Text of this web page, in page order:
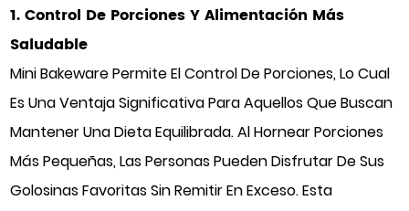
1. Control De Porciones Y Alimentación Más
Saludable
Mini Bakeware Permite El Control De Porciones, Lo Cual
Es Una Ventaja Significativa Para Aquellos Que Buscan
Mantener Una Dieta Equilibrada. Al Hornear Porciones
Más Pequeñas, Las Personas Pueden Disfrutar De Sus
Golosinas Favoritas Sin Remitir En Exceso. Esta